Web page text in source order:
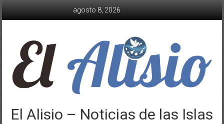
agosto 8, 2026
El Alisio – Noticias de las Islas